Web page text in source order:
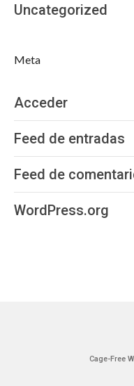
Uncategorized
Meta
Acceder
Feed de entradas
Feed de
WordPress.org
Cage-Free